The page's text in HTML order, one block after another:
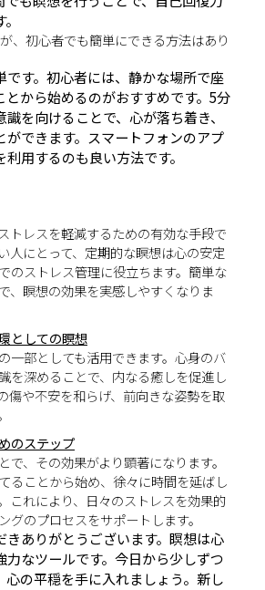
、初心者でも簡単にできる方法はあり
です。初心者には、静かな場所で座
とから始めるのがおすすめです。5分
を向けることで、心が落ち着き、
できます。スマートフォンのアプ
用するのも良い方法です。
トレスを軽減するための有効な手段で
人にとって、定期的な瞑想は心の安定
のストレス管理に役立ちます。簡単な
、瞑想の効果を実感しやすくなりま
としての瞑想
一部としても活用できます。心身のバ
を深めることで、内なる癒しを促進し
傷や不安を和らげ、前向きな姿勢を取
のステップ
で、その効果がより顕著になります。
ることから始め、徐々に時間を延ばし
これにより、日々のストレスを効果的
グのプロセスをサポートします。
きありがとうございます。瞑想は心
力なツールです。今日から少しずつ
心の平穏を手に入れましょう。新し